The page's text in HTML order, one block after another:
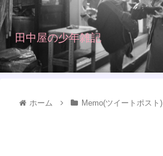
田中屋の少年雑記
ホーム Memo(ツイートポスト)